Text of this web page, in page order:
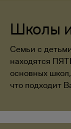
Школы
Семьи с
находятся
основных
что подходит